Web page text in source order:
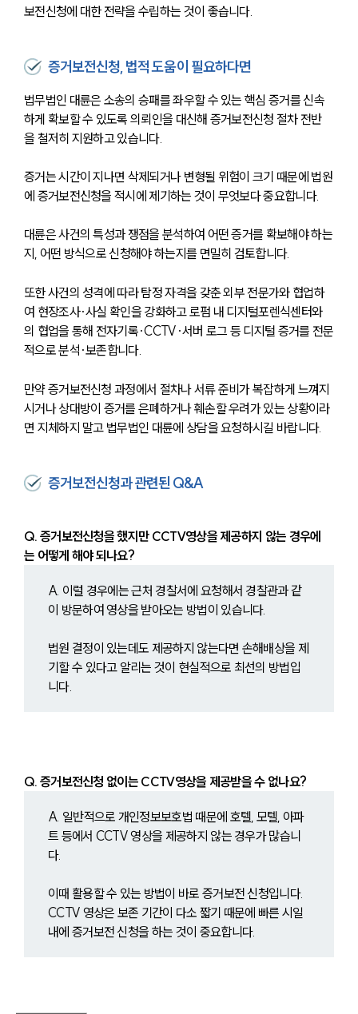
법률지식인
업무분야
증거조사 업무
전체
구성원 소개
언론보도
공지사항
법률 블로그
세미나
대륜법률상담예약
보전신청에 대한 전략을 수립하는 것이 좋습니다.
증거보전신청, 법적 도움이 필요하다면
법무법인 대륜은 소송의 승패를 좌우할 수 있는 핵심 증거를 신속
하게 확보할 수 있도록 의뢰인을 대신해 증거보전신청 절차 전반
을 철저히 지원하고 있습니다.
증거는 시간이 지나면 삭제되거나 변형될 위험이 크기 때문에 법원
에 증거보전신청을 적시에 제기하는 것이 무엇보다 중요합니다.
대륜은 사건의 특성과 쟁점을 분석하여 어떤 증거를 확보해야 하는
지, 어떤 방식으로 신청해야 하는지를 면밀히 검토합니다.
또한 사건의 성격에 따라 탐정 자격을 갖춘 외부 전문가와 협업하
여 현장조사·사실 확인을 강화하고 로펌 내 디지털포렌식센터와
의 협업을 통해 전자기록·CCTV·서버 로그 등 디지털 증거를 전문
적으로 분석·보존합니다.
만약 증거보전신청 과정에서 절차나 서류 준비가 복잡하게 느껴지
시거나 상대방이 증거를 은폐하거나 훼손할 우려가 있는 상황이라
면 지체하지 말고 법무법인 대륜에 상담을 요청하시길 바랍니다.
증거보전신청과 관련된 Q&A
Q. 증거보전신청을 했지만 CCTV영상을 제공하지 않는 경우에
는 어떻게 해야 되나요?
A. 이럴 경우에는 근처 경찰서에 요청해서 경찰관과 같
이 방문하여 영상을 받아오는 방법이 있습니다.
법원 결정이 있는데도 제공하지 않는다면 손해배상을 제
기할 수 있다고 알리는 것이 현실적으로 최선의 방법입
니다.
Q. 증거보전신청 없이는 CCTV영상을 제공받을 수 없나요?
A. 일반적으로 개인정보보호법 때문에 호텔, 모텔, 아파
트 등에서 CCTV 영상을 제공하지 않는 경우가 많습니
다.
이때 활용할 수 있는 방법이 바로 증거보전 신청입니다.
CCTV 영상은 보존 기간이 다소 짧기 때문에 빠른 시일
내에 증거보전 신청을 하는 것이 중요합니다.